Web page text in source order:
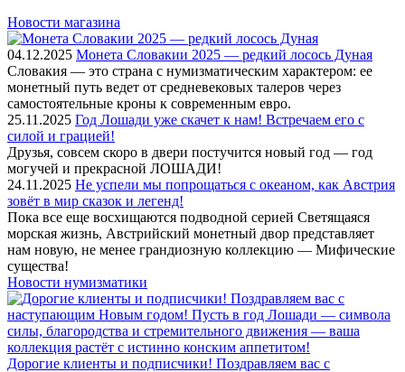
Новости магазина
04.12.2025 Монета Словакии 2025 — редкий лосось Дуная
Словакия — это страна с нумизматическим характером: ее
монетный путь ведет от средневековых талеров через
самостоятельные кроны к современным евро.
25.11.2025 Год Лошади уже скачет к нам! Встречаем его с
силой и грацией!
Друзья, совсем скоро в двери постучится новый год — год
могучей и прекрасной ЛОШАДИ!
24.11.2025 Не успели мы попрощаться с океаном, как Австрия
зовёт в мир сказок и легенд!
Пока все еще восхищаются подводной серией Светящаяся
морская жизнь, Австрийский монетный двор представляет
нам новую, не менее грандиозную коллекцию — Мифические
существа!
Новости нумизматики
Дорогие клиенты и подписчики! Поздравляем вас с